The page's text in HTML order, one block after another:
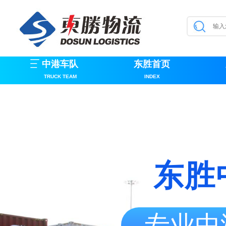
中港车队
TRUCK TEAM
东胜首页
INDEX
东胜